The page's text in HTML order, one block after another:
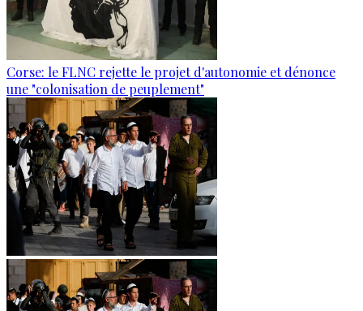
Corse: le FLNC rejette le projet d'autonomie et dénonce
une "colonisation de peuplement"